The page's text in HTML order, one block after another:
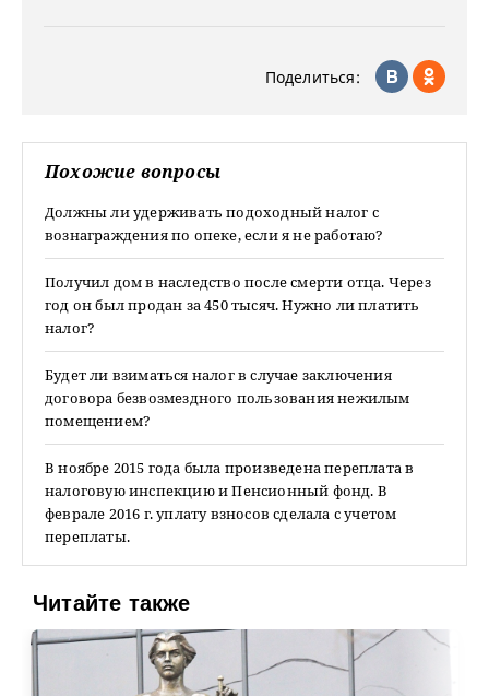
Поделиться:
Похожие вопросы
Должны ли удерживать подоходный налог с
вознаграждения по опеке, если я не работаю?
Получил дом в наследство после смерти отца. Через
год он был продан за 450 тысяч. Нужно ли платить
налог?
Будет ли взиматься налог в случае заключения
договора безвозмездного пользования нежилым
помещением?
В ноябре 2015 года была произведена переплата в
налоговую инспекцию и Пенсионный фонд. В
феврале 2016 г. уплату взносов сделала с учетом
переплаты.
Читайте также